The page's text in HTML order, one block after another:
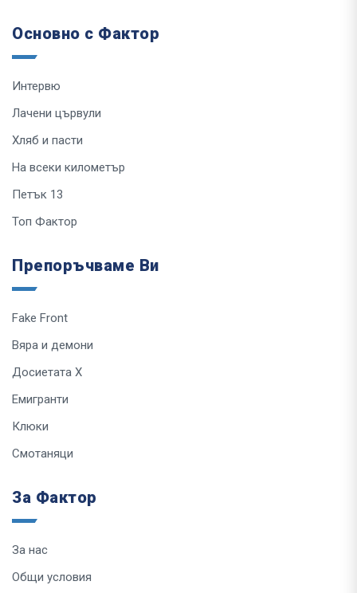
Основно с Фактор
Интервю
Лачени цървули
Хляб и пасти
На всеки километър
Петък 13
Топ Фактор
Препоръчваме Ви
Fake Front
Вяра и демони
Досиетата Х
Емигранти
Клюки
Смотаняци
За Фактор
За нас
Общи условия